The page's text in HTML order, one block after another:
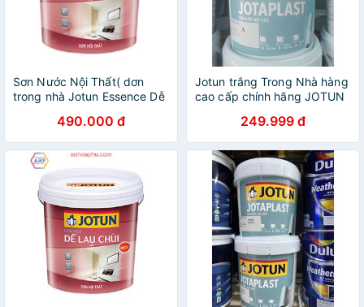
Sơn Nước Nội Thất( dơn
trong nhà Jotun Essence Dễ
siêu tốc được nhé
490.000 đ
Jotun trắng Trong Nhà hàng
cao cấp chính hãng JOTUN
249.999 đ